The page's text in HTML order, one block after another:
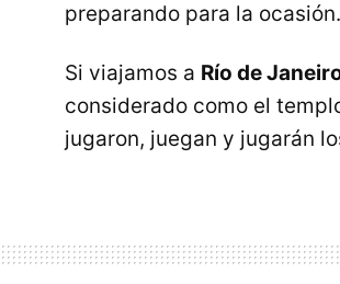
preparando para la ocasión.
Si viajamos a Río de
considerado como el
jugaron, juegan y jugarán